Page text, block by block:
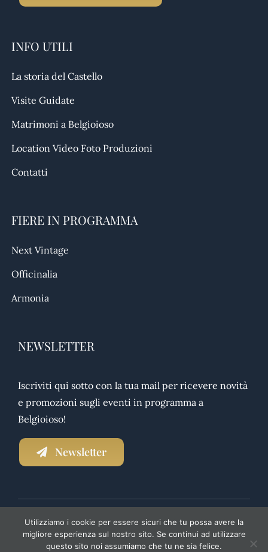
INFO UTILI
La storia del Castello
Visite Guidate
Matrimoni a Belgioioso
Location Video Foto Produzioni
Contatti
FIERE IN PROGRAMMA
Next Vintage
Officinalia
Armonia
NEWSLETTER
Iscriviti qui sotto con la tua mail per ricevere novità
e promozioni sugli eventi in programma a
Belgioioso!
Newsletter
NEWSLETTER|PRIVACY POLICY|TRASPARENZA
Utilizziamo i cookie per essere sicuri che tu possa avere la
migliore esperienza sul nostro sito. Se continui ad utilizzare
questo sito noi assumiamo che tu ne sia felice.